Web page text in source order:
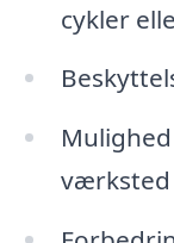
cykler
værksted